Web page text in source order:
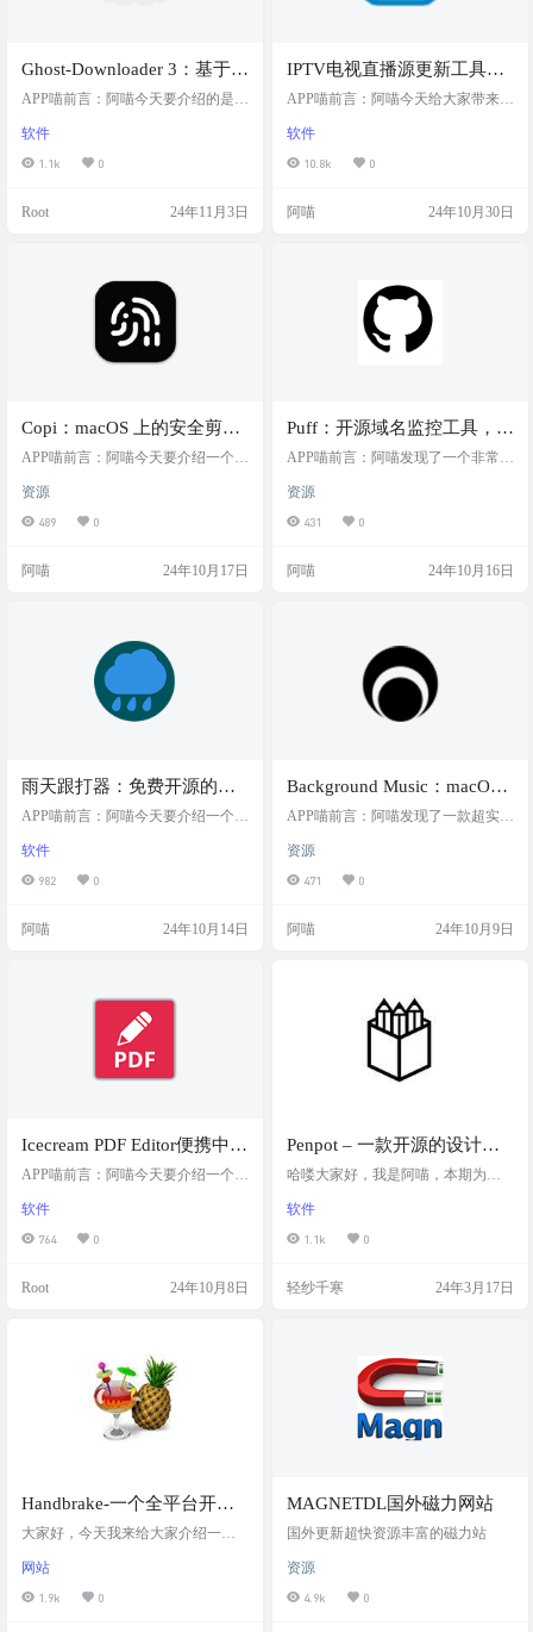
Ghost-Downloader 3：基于
PySide6的新一代多线程下载
下载，支持断点续传、下载
记录和文件校验
APP喵前言：阿喵今天要介绍的是一
器，它基于PySide6开发，是一款多
线程异步下载工具。这个下载器使
你的下载体验就像使用IDM一样流
还会开放插件扩展，非常值得期
待。 软件简介 Ghost Do…
软件
1.1k 0
Root 24年11月3日
IPTV电视直播源更新工具，
包含央视、卫视、港澳台等
源、订阅源等多种获取方式
APP喵前言：阿喵今天给大家带来了
电视直播源更新工具。这个工具能
够帮你管理各种直播频道，无论是
自定义频道，让你可以根据自己的
的直播。无论是工作流、命令行、G
UI软件还是Docker，这个工具都能
完美运行，让你的电视直…
软件
10.8k 0
阿喵 24年10月30日
Copi：macOS 上的安全剪贴
板替代工具，通过屏蔽第三
访问，保护用户隐私
APP喵前言：阿喵今天要介绍一个m
——Copi。这个工具可以防止第三方
应用程序访问你的剪贴板内容，保
币，那么Copi绝对是你的不二选择。
露。 软件简介 Copi是一款专为macO
S设计的开源剪贴板工具，通过屏蔽
资源
489 0
阿喵 24年10月17日
Puff：开源域名监控工具，实
时掌握域名状态，比如赎回
态，并通过邮件或Telegram
发送通知
APP喵前言：阿喵发现了一个非常实
于Go语言编写的域名监控程序。这
个工具可以帮助你快速、便捷地监
邮件或Telegram发送通知，让你不错
acOS和Linux平台。用户可以通过Puf
f实时监控域名…
资源
431 0
阿喵 24年10月16日
雨天跟打器：免费开源的便
携打字练习软件，它提供了
用户提高打字技能
APP喵前言：阿喵今天要介绍一个对
雨天跟打器。这是一款免费开源的
打字练习软件，它基于添雨跟打器
打字准确性，雨天跟打器都能为你
提供了一个便携的练习环境，帮助
用户提高打字技能，并通过社区支
持持续更新和…
软件
982 0
阿喵 24年10月14日
Background Music：macOS
开源音频控制工具，可以让
的音量，不影响系统整体音
量
APP喵前言：阿喵发现了一款超实用
nd Music。它不仅能独立调节每个应
用的音量，还能在其他音频播放时
它还是开源的哦！ 软件简介 Backgro
播放，以及录制系统音频，为多任
务处理提供了精细…
资源
471 0
阿喵 24年10月9日
Icecream PDF Editor便携中文
版：功能全面的PDF编辑工
件合并、分割、裁切、标注
等多种编辑操作
APP喵前言：阿喵今天要介绍一个功
eam PDF Editor。这个软件不仅可以
查看PDF文件，还能编辑、合并、分
的文字内容，而且安装的时候可以
包括文字编辑、文件合并、分割、
软件
764 0
Root 24年10月8日
Penpot – 一款开源的设计与
原型工具，知名设计工具
哈喽大家好，我是阿喵，本期为大
工具。 📄Penpot 是知名设计工具 Fig
ma 的开源平替，支持在线免费使用
言，Penpot 更适合做产品原型设
具，可获取 Web 与所有团队成员协
作创建美观的用…
软件
1.1k 0
轻纱千寒 24年3月17日
Handbrake-一个全平台开源
的视频格式转换压缩工具
大家好，今天我来给大家介绍一个
rake！它不仅支持 Mac、Windows 和
Linux，还有一个超级贴心的功能：
网站
1.9k 0
MAGNETDL国外磁力网站
国外更新超快资源丰富的磁力站
资源
4.9k 0